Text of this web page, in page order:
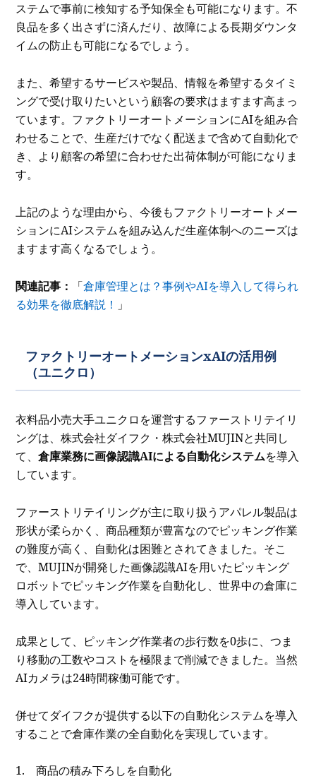
ステムで事前に検知する予知保全も可能になります。不
良品を多く出さずに済んだり、故障による長期ダウンタ
イムの防止も可能になるでしょう。
また、希望するサービスや製品、情報を希望するタイミ
ングで受け取りたいという顧客の要求はますます高まっ
ています。ファクトリーオートメーションにAIを組み合
わせることで、生産だけでなく配送まで含めて自動化で
き、より顧客の希望に合わせた出荷体制が可能になりま
す。
上記のような理由から、今後もファクトリーオートメー
ションにAIシステムを組み込んだ生産体制へのニーズは
ますます高くなるでしょう。
関連記事： 「倉庫管理とは？事例やAIを導入して得られ
る効果を徹底解説！ 」
ファクトリーオートメーションxAIの活用例
（ユニクロ）
衣料品小売大手ユニクロを運営するファーストリテイリ
ングは、株式会社ダイフク・株式会社MUJINと共同し
て、倉庫業務に画像認識AIによる自動化システムを導入
しています。
ファーストリテイリングが主に取り扱うアパレル製品は
形状が柔らかく、商品種類が豊富なのでピッキング作業
の難度が高く、自動化は困難とされてきました。そこ
で、MUJINが開発した画像認識AIを用いたピッキング
ロボットでピッキング作業を自動化し、世界中の倉庫に
導入しています。
成果として、ピッキング作業者の歩⾏数を0歩に、つま
り移動の工数やコストを極限まで削減できました。当然
AIカメラは24時間稼働可能です。
併せてダイフクが提供する以下の自動化システムを導入
することで倉庫作業の全自動化を実現しています。
1. 商品の積み下ろしを自動化